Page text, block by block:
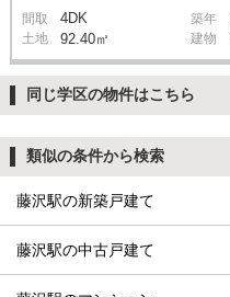
間取 4DK 築年
土地 92.40㎡ 建物
同じ学区の物件はこちら
類似の条件から検索
藤沢駅の新築戸建て
藤沢駅の中古戸建て